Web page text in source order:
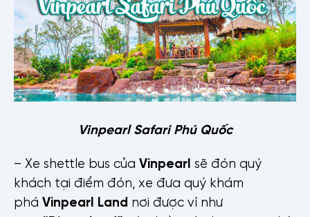
Vinpearl Safari Phú Quốc
– Xe shettle bus của Vinpearl sẽ đón quý
khách tại điểm đón, xe đưa quý khám
phá Vinpearl Land nơi được ví như